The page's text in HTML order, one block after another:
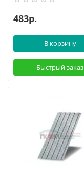
483р.
В корзину
Быстрый заказ